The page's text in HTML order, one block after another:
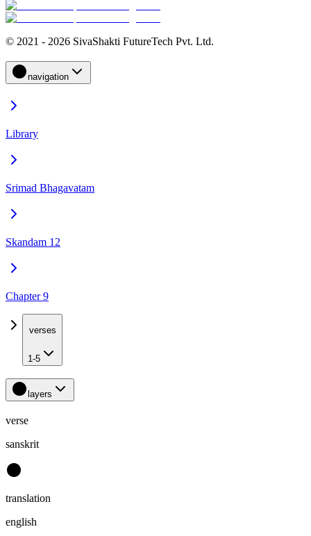
© 2021 - 2026 SivaShakti FutureTech Pvt. Ltd.
navigation
Library
Srimad Bhagavatam
Skandam 12
Chapter 9
verses
1-5
layers
verse
sanskrit
translation
english